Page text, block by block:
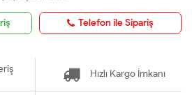
Telefon ile Sipariş
Hızlı Kargo İmkanı